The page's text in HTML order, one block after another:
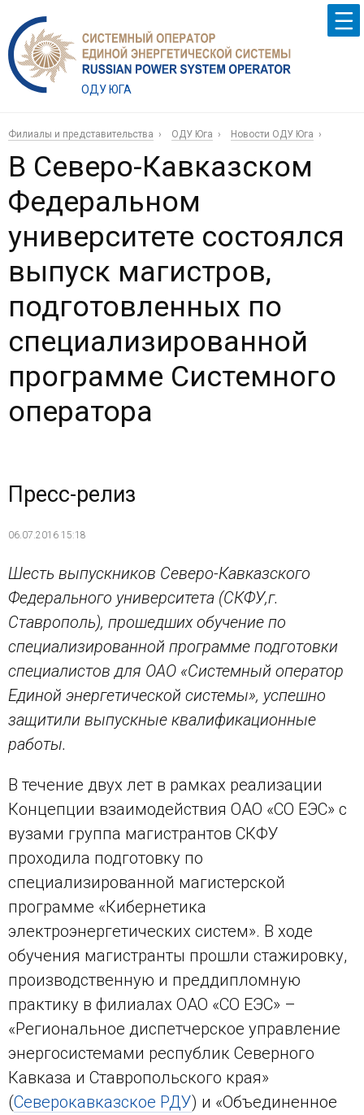
ОДУ ЮГА
Филиалы и представительства ОДУ Юга Новости ОДУ Юга
В Северо-Кавказском
Федеральном
университете состоялся
выпуск магистров,
подготовленных по
специализированной
программе Системного
оператора
Пресс-релиз
06.07.2016 15:18
Шесть выпускников Северо-Кавказского
Федерального университета (СКФУ,г.
Ставрополь), прошедших обучение по
специализированной программе подготовки
специалистов для ОАО «Системный оператор
Единой энергетической системы», успешно
защитили выпускные квалификационные
работы.
В течение двух лет в рамках реализации
Концепции взаимодействия ОАО «СО ЕЭС» с
вузами группа магистрантов СКФУ
проходила подготовку по
специализированной магистерской
программе «Кибернетика
электроэнергетических систем». В ходе
обучения магистранты прошли стажировку,
производственную и преддипломную
практику в филиалах ОАО «СО ЕЭС» –
«Региональное диспетчерское управление
энергосистемами республик Северного
Кавказа и Ставропольского края»
(Северокавказское РДУ) и «Объединенное